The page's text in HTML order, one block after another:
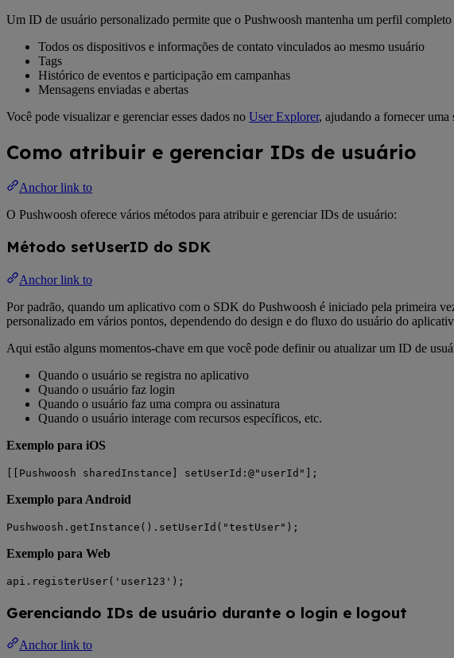
Um ID de usuário personalizado permite que o Pushwoosh mantenha um perfil
Todos os dispositivos e informações de contato vinculados ao mesmo usuário
Tags
Histórico de eventos e participação em campanhas
Mensagens enviadas e abertas
Você pode visualizar e gerenciar esses dados no User Explorer, ajudando a fornecer uma
Como atribuir e gerenciar IDs de usuário
Anchor link to
O Pushwoosh oferece vários métodos para atribuir e gerenciar IDs de usuário:
Método setUserID do SDK
Anchor link to
Por padrão, quando um aplicativo com o SDK do Pushwoosh é iniciado pela primeira
personalizado em vários pontos, dependendo do design e do fluxo do usuário do
Aqui estão alguns momentos-chave em que você pode definir ou atualizar um ID de
Quando o usuário se registra no aplicativo
Quando o usuário faz login
Quando o usuário faz uma compra ou assinatura
Quando o usuário interage com recursos específicos, etc.
Exemplo para iOS
[[Pushwoosh sharedInstance] setUserId:@"userId"];
Exemplo para Android
Pushwoosh.getInstance().setUserId("testUser");
Exemplo para Web
api.registerUser('user123');
Gerenciando IDs de usuário durante o login e logout
Anchor link to